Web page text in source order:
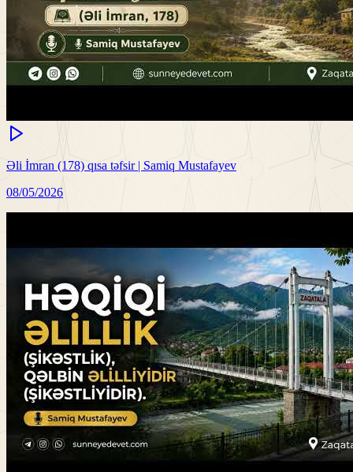
Əli İmran (178) qısa təfsir | Samiq Mustafayev
08/05/2026